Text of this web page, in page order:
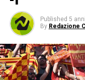
Published 5
By Redazione